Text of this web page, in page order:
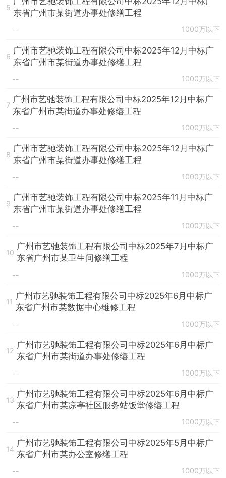
5
东省广州市某街道办事处修缮工程
-- 1000万以下
6
广州市艺驰装饰工程有限公司中标2025年12月中标广
东省广州市某街道办事处修缮工程
-- 1000万以下
7
广州市艺驰装饰工程有限公司中标2025年12月中标广
东省广州市某街道办事处修缮工程
-- 1000万以下
8
广州市艺驰装饰工程有限公司中标2025年12月中标广
东省广州市某街道办事处修缮工程
-- 1000万以下
9
广州市艺驰装饰工程有限公司中标2025年11月中标广
东省广州市某街道办事处修缮工程
-- 1000万以下
10
广州市艺驰装饰工程有限公司中标2025年7月中标广
东省广州市某卫生间修缮工程
-- 1000万以下
11
广州市艺驰装饰工程有限公司中标2025年6月中标广
东省广州市某数据中心维修工程
-- 1000万以下
12
广州市艺驰装饰工程有限公司中标2025年6月中标广
东省广州市某街道办事处修缮工程
-- 1000万以下
13
广州市艺驰装饰工程有限公司中标2025年6月中标广
东省广州市某凉亭社区服务站饭堂修缮工程
-- 1000万以下
14
广州市艺驰装饰工程有限公司中标2025年5月中标广
东省广州市某办公室修缮工程
-- 1000万以下